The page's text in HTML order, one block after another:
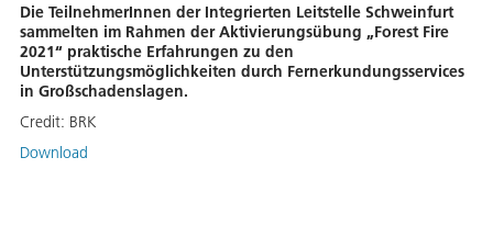
Die TeilnehmerInnen der Integrierten Leitstelle Schweinfurt
sammelten im Rahmen der Aktivierungsübung „Forest Fire
2021“ praktische Erfahrungen zu den
Unterstützungsmöglichkeiten durch Fernerkundungsservices
in Großschadenslagen.
Credit: BRK
Download